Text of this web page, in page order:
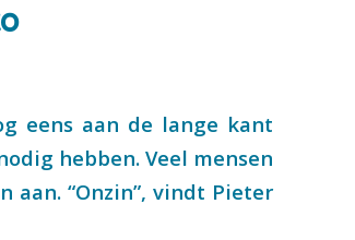
eens aan de lange kant
hebben. Veel mensen
aan. “Onzin”, vindt Pieter